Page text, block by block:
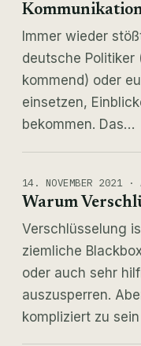
Immer wieder
deutsche Politiker
kommend) oder
einsetzen,
bekommen. Das…
14. NOVEMBER 2021 ·
Warum
Verschlüsselung
ziemliche
oder auch sehr
auszusperren.
kompliziert zu